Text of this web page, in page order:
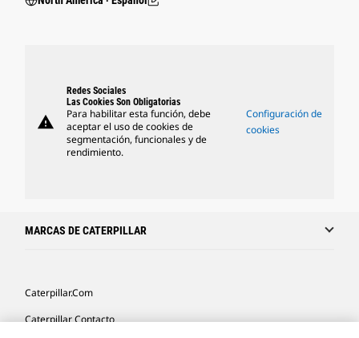
warning
Redes Sociales
Las Cookies Son Obligatorias
Para habilitar esta función, debe
aceptar el uso de cookies de
segmentación, funcionales y de
rendimiento.
Configuración de
cookies
MARCAS DE CATERPILLAR
Caterpillar.com
Caterpillar Contacto